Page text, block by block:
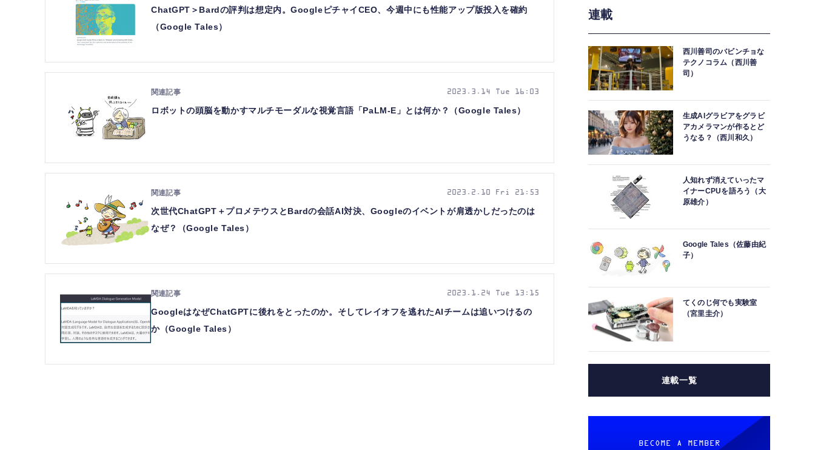
ChatGPT＞Bardの評判は想定内。GoogleピチャイCEO、今週中にも性能アップ版投入を確約
（Google Tales）
ロボットの頭脳を動かすマルチモーダルな視覚言語「PaLM-E」とは何か？（Google Tales）
2023.3.14 Tue 16:03
次世代ChatGPT＋プロメテウスとBardの会話AI対決、Googleのイベントが肩透かしだったのは
なぜ？（Google Tales）
2023.2.10 Fri 21:53
GoogleはなぜChatGPTに後れをとったのか。そしてレイオフを逃れたAIチームは追いつけるの
か（Google Tales）
2023.1.24 Tue 13:15
連載
西川善司のバビンチョな
テクノコラム（西川善
司）
生成AIグラビアをグラビ
アカメラマンが作るとど
うなる？（西川和久）
人知れず消えていったマ
イナーCPUを語ろう（大
原雄介）
Google Tales（佐藤由紀
子）
てくのじ何でも実験室
（宮里圭介）
連載一覧
BECOME A MEMBER